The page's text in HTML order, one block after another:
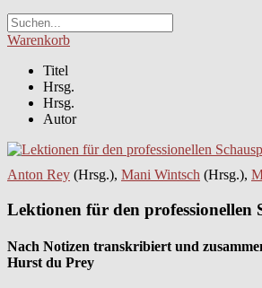
Warenkorb
Titel
Hrsg.
Hrsg.
Autor
Anton Rey (Hrsg.), Mani Wintsch (Hrsg.),
Lektionen für den professionellen
Nach Notizen transkribiert und
Hurst du Prey